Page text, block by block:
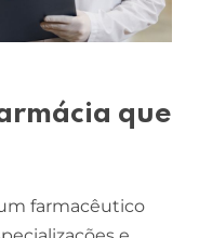
que
farmacêutico